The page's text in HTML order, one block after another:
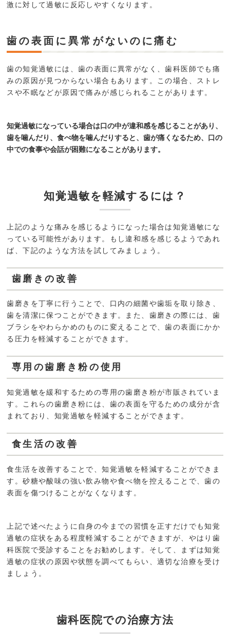
激に対して過敏に反応しやすくなります。
歯の表面に異常がないのに痛む
歯の知覚過敏には、歯の表面に異常がなく、歯科医師でも痛
みの原因が見つからない場合もあります。この場合、ストレ
スや不眠などが原因で痛みが感じられることがあります。
知覚過敏になっている場合は口の中が違和感を感じることがあり、
歯を噛んだり、食べ物を噛んだりすると、歯が痛くなるため、口の
中での食事や会話が困難になることがあります。
知覚過敏を軽減するには？
上記のような痛みを感じるようになった場合は知覚過敏にな
っている可能性があります。もし違和感を感じるようであれ
ば、下記のような方法を試してみましょう。
歯磨きの改善
歯磨きを丁寧に行うことで、口内の細菌や歯垢を取り除き、
歯を清潔に保つことができます。また、歯磨きの際には、歯
ブラシをやわらかめのものに変えることで、歯の表面にかか
る圧力を軽減することができます。
専用の歯磨き粉の使用
知覚過敏を緩和するための専用の歯磨き粉が市販されていま
す。これらの歯磨き粉には、歯の表面を守るための成分が含
まれており、知覚過敏を軽減することができます。
食生活の改善
食生活を改善することで、知覚過敏を軽減することができま
す。砂糖や酸味の強い飲み物や食べ物を控えることで、歯の
表面を傷つけることがなくなります。
上記で述べたように自身の今までの習慣を正すだけでも知覚
過敏の症状をある程度軽減することができますが、やはり歯
科医院で受診することをお勧めします。そして、まずは知覚
過敏の症状の原因や状態を調べてもらい、適切な治療を受け
ましょう。
歯科医院での治療方法